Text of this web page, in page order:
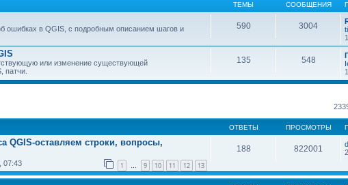
ТЕМЫ СООБЩЕНИЯ
ошибках в QGIS, с подробным описанием шагов и
590 3004
или изменение существующей
патчи.
135 548
ОТВЕТЫ ПРОСМОТРЫ
QGIS-оставляем строки, вопросы,
07:43 1 … 9 10 11 12 13
188 822001